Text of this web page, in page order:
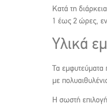
Κατά τη
1 έως 2 ώρες,
Υλικά
Τα
με
Η σωστή